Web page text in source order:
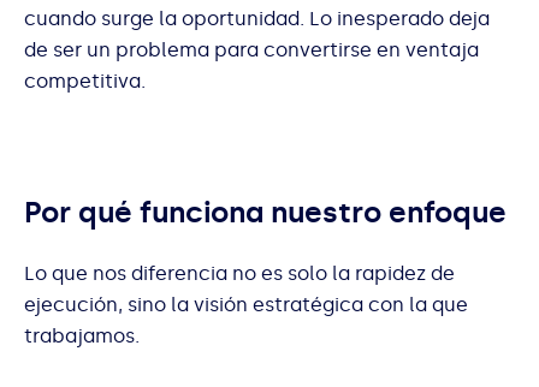
cuando surge la oportunidad. Lo inesperado deja
de ser un problema para convertirse en ventaja
competitiva.
Por qué funciona nuestro enfoque
Lo que nos diferencia no es solo la rapidez de
ejecución, sino la visión estratégica con la que
trabajamos.